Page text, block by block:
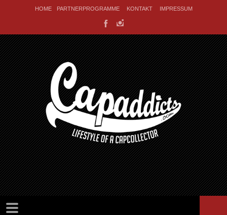
HOME PARTNERPROGRAMME KONTAKT IMPRESSUM